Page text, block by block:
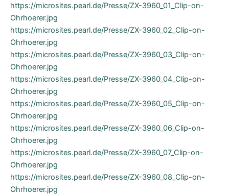
https://microsites.pearl.de/Presse/ZX-3960_01_Clip-on-
Ohrhoerer.jpg
https://microsites.pearl.de/Presse/ZX-3960_02_Clip-on-
Ohrhoerer.jpg
https://microsites.pearl.de/Presse/ZX-3960_03_Clip-on-
Ohrhoerer.jpg
https://microsites.pearl.de/Presse/ZX-3960_04_Clip-on-
Ohrhoerer.jpg
https://microsites.pearl.de/Presse/ZX-3960_05_Clip-on-
Ohrhoerer.jpg
https://microsites.pearl.de/Presse/ZX-3960_06_Clip-on-
Ohrhoerer.jpg
https://microsites.pearl.de/Presse/ZX-3960_07_Clip-on-
Ohrhoerer.jpg
https://microsites.pearl.de/Presse/ZX-3960_08_Clip-on-
Ohrhoerer.jpg